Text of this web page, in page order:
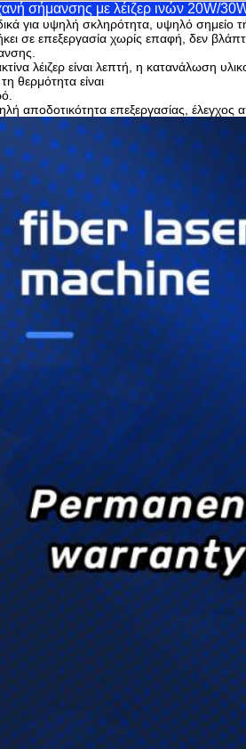
σήμανσης με λέιζερ ινών 20W/
για υψηλή σκληρότητα, υψηλό σημείο
σε επεξεργασία χωρίς επαφή, δεν
λέιζερ είναι λεπτή, η κατανάλωση
θερμότητα είναι
αποδοτικότητα επεξεργασίας, έλεγχος